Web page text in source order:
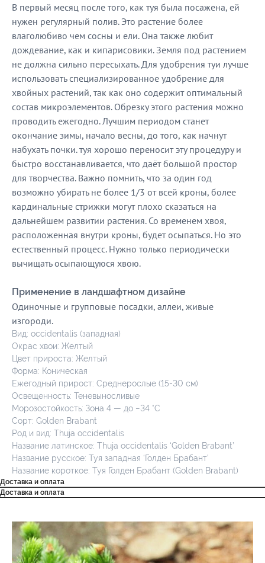
В первый месяц после того, как туя была посажена, ей
нужен регулярный полив. Это растение более
влаголюбиво чем сосны и ели. Она также любит
дождевание, как и кипарисовики. Земля под растением
не должна сильно пересыхать. Для удобрения туи лучше
использовать специализированное удобрение для
хвойных растений, так как оно содержит оптимальный
состав микроэлементов. Обрезку этого растения можно
проводить ежегодно. Лучшим периодом станет
окончание зимы, начало весны, до того, как начнут
набухать почки. туя хорошо переносит эту процедуру и
быстро восстанавливается, что даёт большой простор
для творчества. Важно помнить, что за один год
возможно убирать не более 1/3 от всей кроны, более
кардинальные стрижки могут плохо сказаться на
дальнейшем развитии растения. Со временем хвоя,
расположенная внутри кроны, будет осыпаться. Но это
естественный процесс. Нужно только периодически
вычищать осыпающуюся хвою.
Применение в ландшафтном дизайне
Одиночные и групповые посадки, аллеи, живые
изгороди.
Вид: occidentalis (западная)
Окрас хвои: Желтый
Цвет прироста: Желтый
Форма: Коническая
Ежегодный прирост: Среднерослые (15-30 см)
Освещенность: Теневыносливые
Морозостойкость: Зона 4 — до −34 °C
Сорт: Golden Brabant
Род и вид: Thuja occidentalis
Название латинское: Thuja occidentalis ‘Golden Brabant’
Название русское: Туя западная ‘Голден Брабант’
Название короткое: Туя Голден Брабант (Golden Brabant)
Доставка и оплата
Доставка и оплата